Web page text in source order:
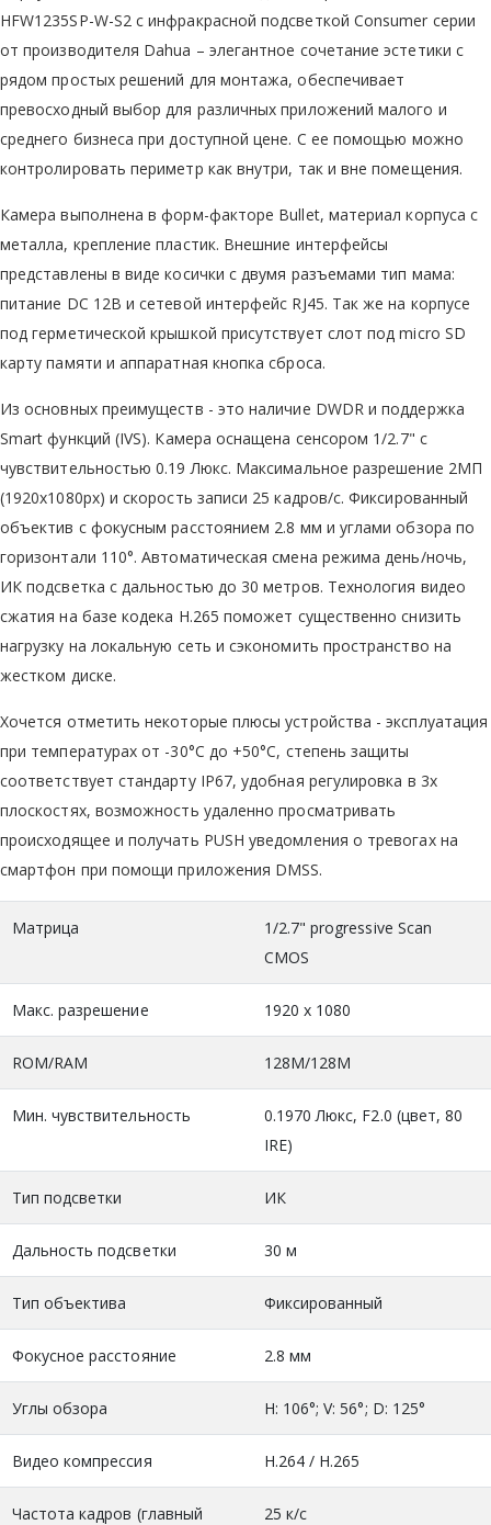
HFW1235SP-W-S2 с инфракрасной подсветкой Consumer серии
от производителя Dahua – элегантное сочетание эстетики с
рядом простых решений для монтажа, обеспечивает
превосходный выбор для различных приложений малого и
среднего бизнеса при доступной цене. С ее помощью можно
контролировать периметр как внутри, так и вне помещения.
Камера выполнена в форм-факторе Bullet, материал корпуса с
металла, крепление пластик. Внешние интерфейсы
представлены в виде косички с двумя разъемами тип мама:
питание DC 12В и сетевой интерфейс RJ45. Так же на корпусе
под герметической крышкой присутствует слот под micro SD
карту памяти и аппаратная кнопка сброса.
Из основных преимуществ - это наличие DWDR и поддержка
Smart функций (IVS). Камера оснащена сенсором 1/2.7" с
чувствительностью 0.19 Люкс. Максимальное разрешение 2МП
(1920x1080px) и скорость записи 25 кадров/с. Фиксированный
объектив с фокусным расстоянием 2.8 мм и углами обзора по
горизонтали 110°. Автоматическая смена режима день/ночь,
ИК подсветка с дальностью до 30 метров. Технология видео
сжатия на базе кодека Н.265 поможет существенно снизить
нагрузку на локальную сеть и сэкономить пространство на
жестком диске.
Хочется отметить некоторые плюсы устройства - эксплуатация
при температурах от -30°C до +50°C, степень защиты
соответствует стандарту IP67, удобная регулировка в 3х
плоскостях, возможность удаленно просматривать
происходящее и получать PUSH уведомления о тревогах на
смартфон при помощи приложения DMSS.
Матрица
1/2.7" progressive Scan
CMOS
Макс. разрешение 1920 x 1080
ROM/RAM 128М/128М
Мин. чувствительность
0.1970 Люкс, F2.0 (цвет, 80
IRE)
Тип подсветки ИК
Дальность подсветки 30 м
Тип объектива Фиксированный
Фокусное расстояние 2.8 мм
Углы обзора H: 106°; V: 56°; D: 125°
Видео компрессия H.264 / H.265
Частота кадров (главный
25 к/с